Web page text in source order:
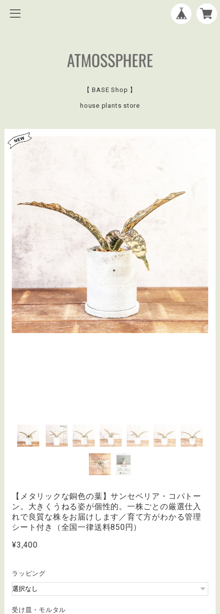
【 BASE Shop 】
house plants store
【メタリックな銅色の葉】サンセベリア・コパトー
ン。大きくうねる姿が個性的。一株ごとの厳選仕入
れで良質な株をお届けします／育て方がわかる管理
シート付き（全国一律送料850円）
¥3,400
ラッピング
受け皿・モルタル